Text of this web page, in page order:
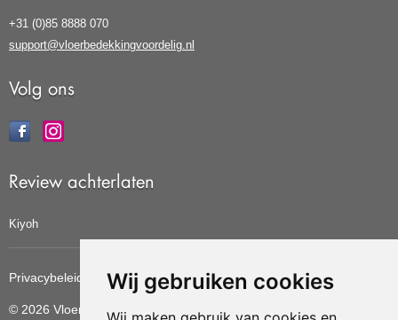
Wij gebruiken cookies
+31 (0)85 8888 070
support@vloerbedekkingvoordelig.nl
Volg ons
Review achterlaten
Kiyoh
Privacybeleid Cookiebeleid Update cookies voorkeuren
© 2026 Vloerbedekkingvoordelig